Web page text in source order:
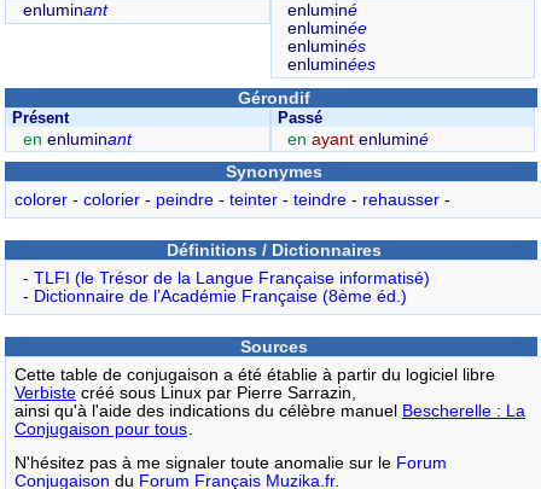
enluminant
enluminé
enluminée
enluminés
enluminées
Gérondif
Présent
en enluminant
Passé
enayant enluminé
Synonymes
colorer- colorier- peindre- teinter- teindre- rehausser-
Définitions / Dictionnaires
- TLFI (le Trésor de la Langue Française informatisé)
- Dictionnaire de l’Académie Française (8ème éd.)
Sources
Cette table de conjugaison a été établie à partir du logiciel libre
Verbistecréé sous Linux par Pierre Sarrazin,
ainsi qu'à l'aide des indications du célèbre manuel Bescherelle : La
Conjugaison pour tous
N'hésitez pas à me signaler toute anomalie sur le Forum
Conjugaison du Forum Français Muzika.fr.